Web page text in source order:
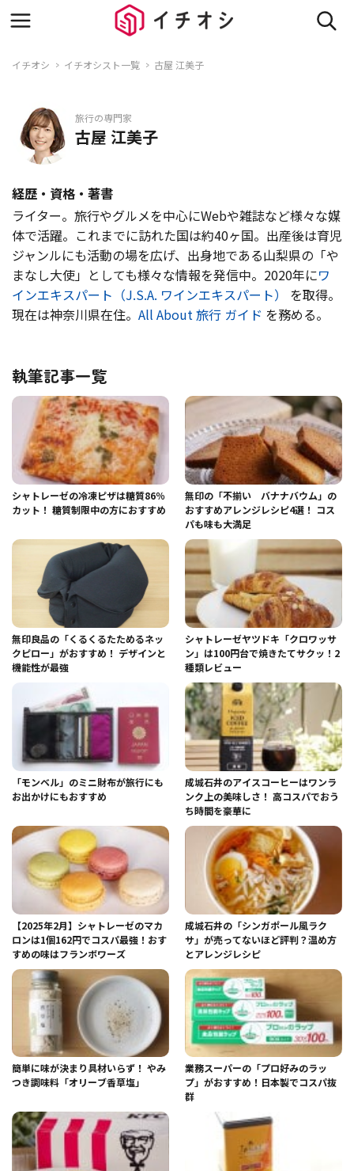
イチオシ イチオシスト一覧 古屋 江美子
旅行の専門家
古屋 江美子
経歴・資格・著書
ライター。旅行やグルメを中心にWebや雑誌など様々な媒
体で活躍。これまでに訪れた国は約40ヶ国。出産後は育児
ジャンルにも活動の場を広げ、出身地である山梨県の「や
まなし大使」としても様々な情報を発信中。2020年にワ
インエキスパート（J.S.A. ワインエキスパート） を取得。
現在は神奈川県在住。 All About 旅行 ガイド を務める。
執筆記事一覧
シャトレーゼの冷凍ピザは糖質86％
カット！ 糖質制限中の方におすすめ
無印の「不揃い バナナバウム」の
おすすめアレンジレシピ4選！ コス
パも味も大満足
無印良品の「くるくるたためるネッ
クピロー」がおすすめ！ デザインと
機能性が最強
シャトレーゼヤツドキ「クロワッサ
ン」は100円台で焼きたてサクッ！2
種類レビュー
「モンベル」のミニ財布が旅行にも
お出かけにもおすすめ
成城石井のアイスコーヒーはワンラ
ンク上の美味しさ！ 高コスパでおう
ち時間を豪華に
【2025年2月】シャトレーゼのマカ
ロンは1個162円でコスパ最強！おす
すめの味はフランボワーズ
成城石井の「シンガポール風ラク
サ」が売ってないほど評判？温め方
とアレンジレシピ
簡単に味が決まり具材いらず！ やみ
つき調味料「オリーブ香草塩」
業務スーパーの「プロ好みのラッ
プ」がおすすめ！日本製でコスパ抜
群